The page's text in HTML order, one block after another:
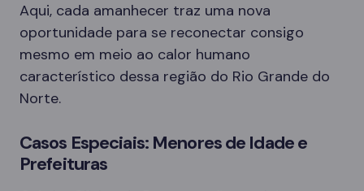
Aqui, cada amanhecer traz uma nova
oportunidade para se reconectar consigo
mesmo em meio ao calor humano
característico dessa região do Rio Grande do
Norte.
Casos Especiais: Menores de Idade e
Prefeituras